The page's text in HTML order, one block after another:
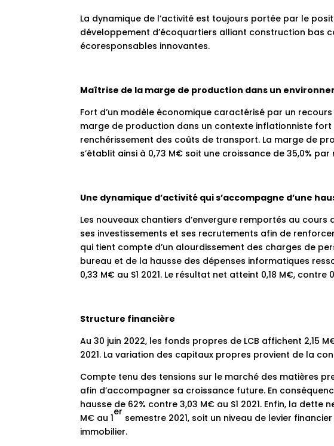
La dynamique de l’activité est toujours portée par le
développement d’écoquartiers alliant construction bas
écoresponsables innovantes.
Maîtrise de la marge de production dans un
Fort d’un modèle économique caractérisé par un
marge de production dans un contexte inflationniste
renchérissement des coûts de transport. La marge de
s’établit ainsi à 0,73 M€ soit une croissance de 35,0%
Une dynamique d’activité qui s’accompagne d’une
Les nouveaux chantiers d’envergure remportés au cours
ses investissements et ses recrutements afin de
qui tient compte d’un alourdissement des charges de
bureau et de la hausse des dépenses informatiques
0,33 M€ au S1 2021. Le résultat net atteint 0,18 M€, contre
Structure financière
Au 30 juin 2022, les fonds propres de LCB affichent 2,15
2021. La variation des capitaux propres provient de la
Compte tenu des tensions sur le marché des matières
afin d’accompagner sa croissance future. En
hausse de 62% contre 3,03 M€ au S1 2021. Enfin, la
M€ au 1
er
semestre 2021, soit un niveau de levier
immobilier.